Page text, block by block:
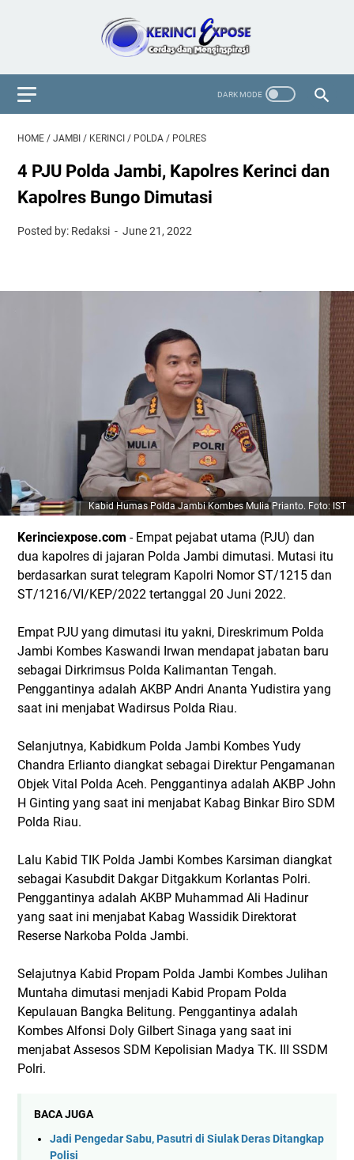
HOME / JAMBI / KERINCI / POLDA / POLRES
4 PJU Polda Jambi, Kapolres Kerinci dan
Kapolres Bungo Dimutasi
Posted by: Redaksi June 21, 2022
Kabid Humas Polda Jambi Kombes Mulia Prianto. Foto: IST
Kerinciexpose.com - Empat pejabat utama (PJU) dan
dua kapolres di jajaran Polda Jambi dimutasi. Mutasi itu
berdasarkan surat telegram Kapolri Nomor ST/1215 dan
ST/1216/VI/KEP/2022 tertanggal 20 Juni 2022.
Empat PJU yang dimutasi itu yakni, Direskrimum Polda
Jambi Kombes Kaswandi Irwan mendapat jabatan baru
sebagai Dirkrimsus Polda Kalimantan Tengah.
Penggantinya adalah AKBP Andri Ananta Yudistira yang
saat ini menjabat Wadirsus Polda Riau.
Selanjutnya, Kabidkum Polda Jambi Kombes Yudy
Chandra Erlianto diangkat sebagai Direktur Pengamanan
Objek Vital Polda Aceh. Penggantinya adalah AKBP John
H Ginting yang saat ini menjabat Kabag Binkar Biro SDM
Polda Riau.
Lalu Kabid TIK Polda Jambi Kombes Karsiman diangkat
sebagai Kasubdit Dakgar Ditgakkum Korlantas Polri.
Penggantinya adalah AKBP Muhammad Ali Hadinur
yang saat ini menjabat Kabag Wassidik Direktorat
Reserse Narkoba Polda Jambi.
Selajutnya Kabid Propam Polda Jambi Kombes Julihan
Muntaha dimutasi menjadi Kabid Propam Polda
Kepulauan Bangka Belitung. Penggantinya adalah
Kombes Alfonsi Doly Gilbert Sinaga yang saat ini
menjabat Assesos SDM Kepolisian Madya TK. III SSDM
Polri.
BACA JUGA
Jadi Pengedar Sabu, Pasutri di Siulak Deras Ditangkap
Polisi